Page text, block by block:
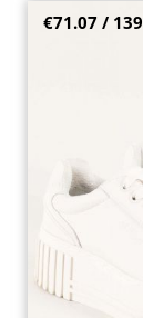
Модерни
€71.07 /